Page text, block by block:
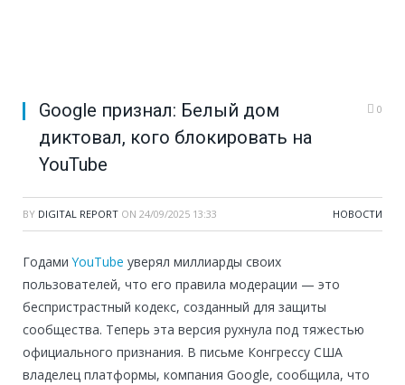
Google признал: Белый дом
диктовал, кого блокировать на
YouTube
0
BY DIGITAL REPORT ON 24/09/2025 13:33 НОВОСТИ
ГодамиYouTube уверял миллиарды своих
пользователей, что его правила модерации — это
беспристрастный кодекс, созданный для защиты
сообщества. Теперь эта версия рухнула под тяжестью
официального признания. В письме Конгрессу США
владелец платформы, компания Google, сообщила, что